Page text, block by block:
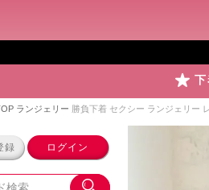
ランジェリー 勝負下着 セクシー ランジェリー
録 ログイン